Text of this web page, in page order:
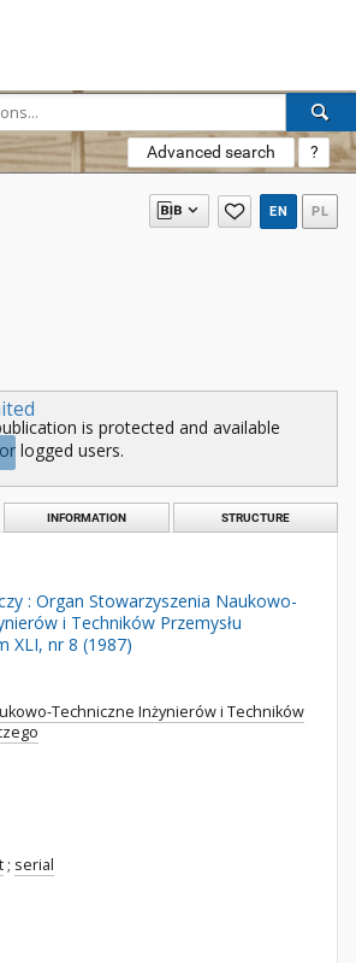
Advanced search ?
EN PL
is protected and available
logged users.
INFORMATION STRUCTURE
: Organ Stowarzyszenia Naukowo-
i Techników Przemysłu
XLI, nr 8 (1987)
Techniczne Inżynierów i Techników
; serial